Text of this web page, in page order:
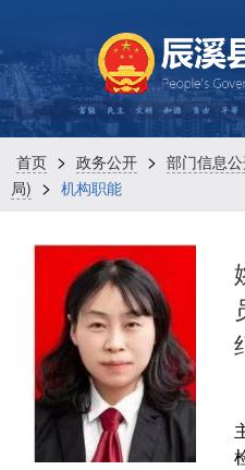
首页 > 政务公开 > 部门信息
局) > 机构职能